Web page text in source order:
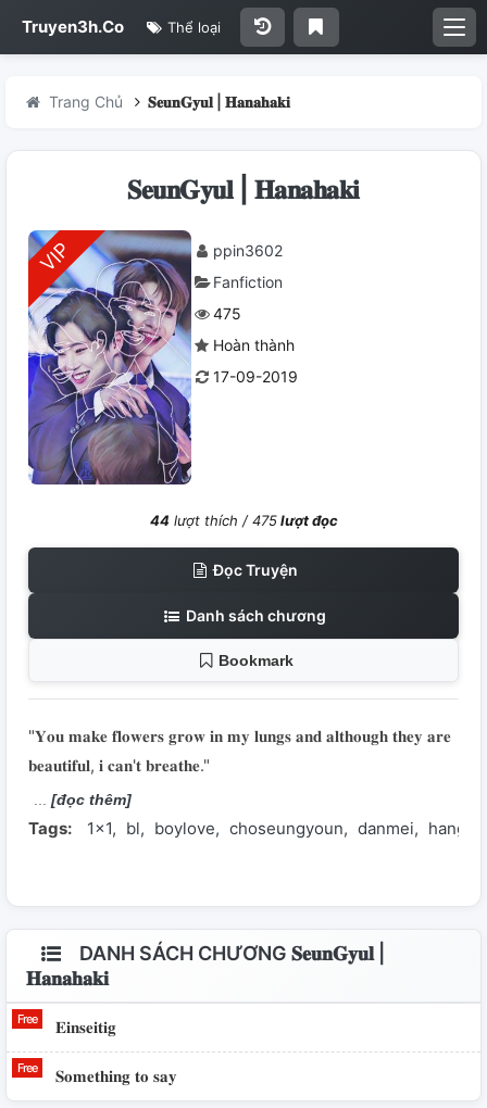
Truyen3h.Co Thể loại
Trang Chủ 𝐒𝐞𝐮𝐧𝐆𝐲𝐮𝐥 | 𝐇𝐚𝐧𝐚𝐡𝐚𝐤𝐢
𝐒𝐞𝐮𝐧𝐆𝐲𝐮𝐥 | 𝐇𝐚𝐧𝐚𝐡𝐚𝐤𝐢
ppin3602
Fanfiction
475
Hoàn thành
17-09-2019
44 lượt thích /475lượt đọc
Đọc Truyện
Danh sách chương
Bookmark
"𝐘𝐨𝐮 𝐦𝐚𝐤𝐞 𝐟𝐥𝐨𝐰𝐞𝐫𝐬 𝐠𝐫𝐨𝐰 𝐢𝐧 𝐦𝐲 𝐥𝐮𝐧𝐠𝐬 𝐚𝐧𝐝 𝐚𝐥𝐭𝐡𝐨𝐮𝐠𝐡 𝐭𝐡𝐞𝐲 𝐚𝐫𝐞
𝐛𝐞𝐚𝐮𝐭𝐢𝐟𝐮𝐥, 𝐢 𝐜𝐚𝐧'𝐭 𝐛𝐫𝐞𝐚𝐭𝐡𝐞."
[đọc thêm]
Tags: 1x1 bl boylove choseungyoun danmei
DANH SÁCH CHƯƠNG 𝐒𝐞𝐮𝐧𝐆𝐲𝐮𝐥 |
𝐇𝐚𝐧𝐚𝐡𝐚𝐤𝐢
𝐄𝐢𝐧𝐬𝐞𝐢𝐭𝐢𝐠
𝐒𝐨𝐦𝐞𝐭𝐡𝐢𝐧𝐠 𝐭𝐨 𝐬𝐚𝐲